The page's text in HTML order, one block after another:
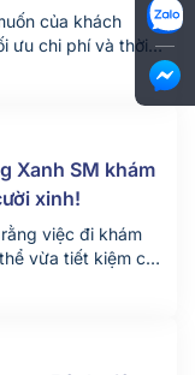
lợi bảo
của khách
ưu chi phí và thời
khoa, Nha khoa
triển khai dịch vụ
viện phí là gì?
hình thức công ty
Xanh SM khám
xinh!
việc đi khám
vừa tiết kiệm chi
góp phần bảo vệ
Tết này, Nha
cho khách hàng